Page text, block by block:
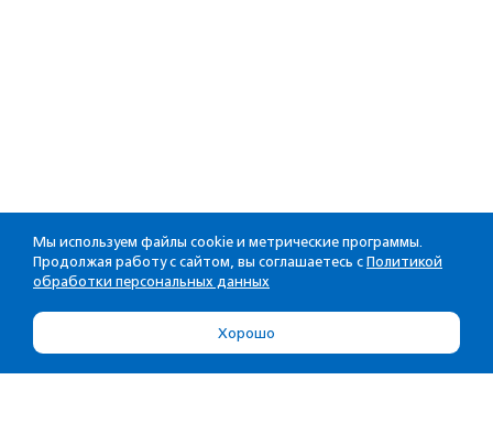
Мы используем файлы cookie и метрические программы.
Продолжая работу с сайтом, вы соглашаетесь с Политикой
обработки персональных данных
Хорошо